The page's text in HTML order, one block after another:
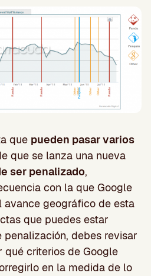
que pueden pasar varios
que se lanza una nueva
ser penalizado,
con la que Google
geográfico de esta
que puedes estar
debes revisar
criterios de Google
en la medida de lo